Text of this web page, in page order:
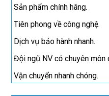
Sản phẩm chính hãng.
Tiên phong về công nghệ.
Dịch vụ bảo hành nhanh.
Đội ngũ NV có chuyên môn
Vận chuyển nhanh chóng.